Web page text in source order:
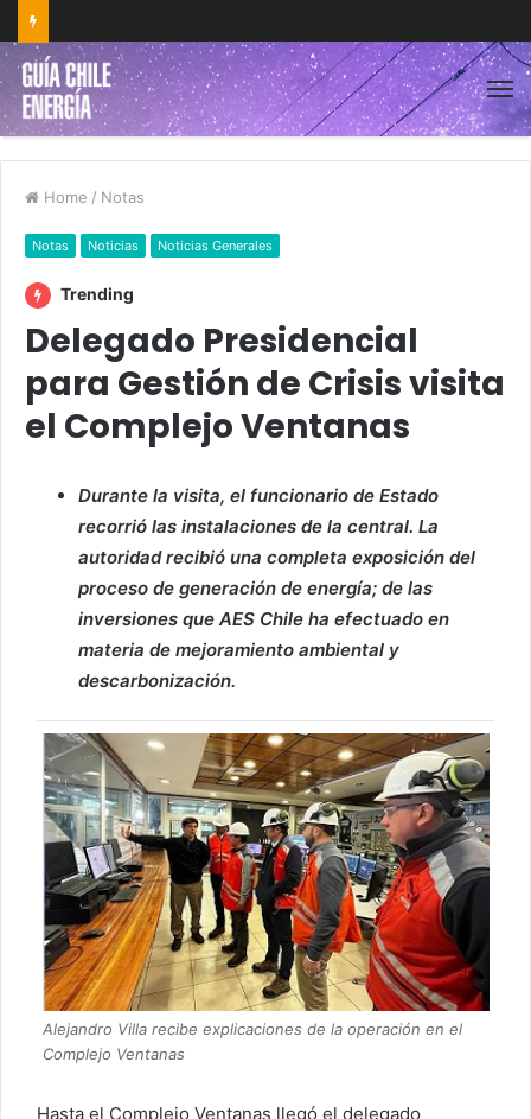
Home / Notas
Notas Noticias Noticias Generales
Trending
Delegado Presidencial
para Gestión de Crisis visita
el Complejo Ventanas
Durante la visita, el funcionario de Estado
recorrió las instalaciones de la central. La
autoridad recibió una completa exposición del
proceso de generación de energía; de las
inversiones que AES Chile ha efectuado en
materia de mejoramiento ambiental y
descarbonización.
Alejandro Villa recibe explicaciones de la operación en el
Complejo Ventanas
Hasta el Complejo Ventanas llegó el delegado